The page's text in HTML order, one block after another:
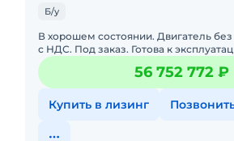
Б/у
В хорошем состоянии. Двигатель
с НДС. Под заказ. Готова к
56 752 772 ₽
Купить в лизинг